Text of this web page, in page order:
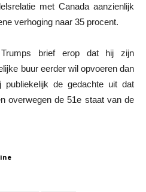
met Canada aanzienlijk
verhoging naar 35 procent.
brief erop dat hij zijn
buur eerder wil opvoeren dan
publiekelijk de gedachte uit dat
overwegen de 51e staat van de